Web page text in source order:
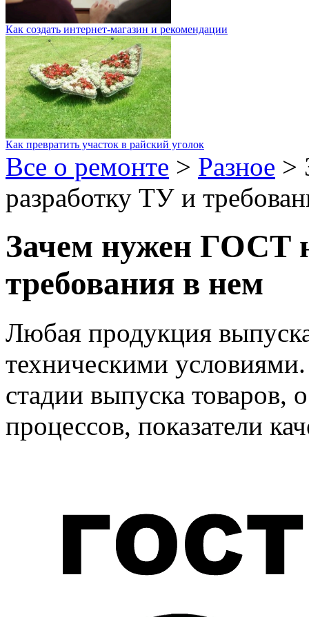
Как создать интернет-магазин и рекомендации
Как превратить участок в райский уголок
Все о ремонте > Разное >
разработку ТУ и
Зачем нужен ГОСТ
требования в нем
Любая продукция
техническими
стадии выпуска товаров,
процессов, показатели